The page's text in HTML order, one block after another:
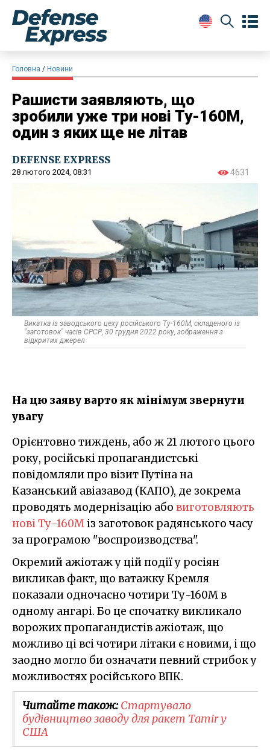
Головна Новини
Рашисти заявляють, що
зробили уже три нові Ту-160М,
один з яких ще не літав
DEFENSE EXPRESS
28 лютого 2024, 08:31 4631
Викатка із заводського цеху російського Ту-160М, складеного із
"заготовок" часів СРСР, 30 грудня 2022 року, зображення з
відкритих джерел
На цю заяву варто як мінімум звернути
увагу
Орієнтовно тиждень, або ж 21 лютого цього
року, російські пропагандистські
повідомляли про візит Путіна на
Казанський авіазавод (КАПО), де зокрема
проводять модернізацію або виготовляють
нові Ту-160М із заготовок радянського часу
за програмою "воспроизводства".
Окремий ажіотаж у цій події у росіян
викликав факт, що ватажку Кремля
показали одночасно чотири Ту-160М в
одному ангарі. Бо це спочатку викликало
ворожих пропагандистів ажіотаж, що
можливо ці всі чотири літаки є новими, і що
заодно могло би означати певний стрибок у
можливостях російського ВПК.
Читайте також:Стартувало
будівництво заводу для ракет Tamir у
США